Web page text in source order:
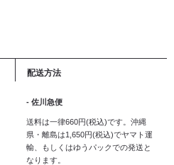
配送方法
- 佐川急便
送料は一律660円(税込)です。沖縄
県・離島は1,650円(税込)でヤマト運
輸、もしくはゆうパックでの発送と
なります。